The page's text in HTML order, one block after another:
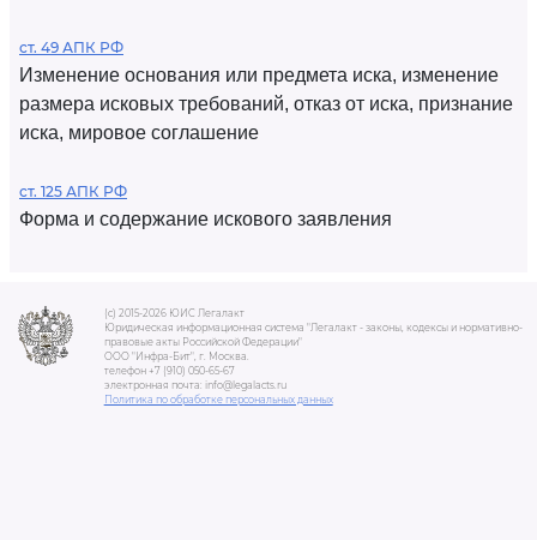
ст. 49 АПК РФ
Изменение основания или предмета иска, изменение
размера исковых требований, отказ от иска, признание
иска, мировое соглашение
ст. 125 АПК РФ
Форма и содержание искового заявления
(c) 2015-2026 ЮИС Легалакт
Юридическая информационная система "Легалакт - законы, кодексы и нормативно-
правовые акты Российской Федерации"
ООО "Инфра-Бит", г. Москва.
телефон +7 (910) 050-65-67
электронная почта: info@legalacts.ru
Политика по обработке персональных данных